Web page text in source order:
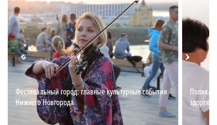
Фестивальный город: главные культурные события
Нижнего Новгорода